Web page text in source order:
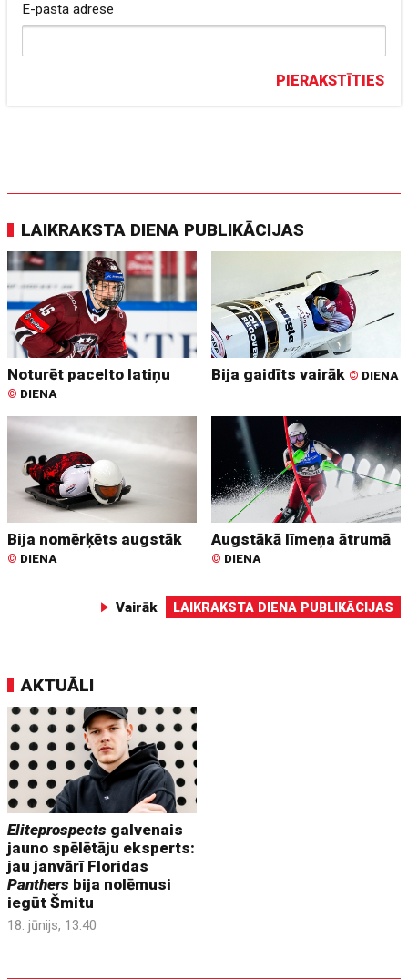
E-pasta adrese
PIERAKSTĪTIES
LAIKRAKSTA DIENA PUBLIKĀCIJAS
Noturēt pacelto latiņu
© DIENA
Bija gaidīts vairāk © DIENA
Bija nomērķēts augstāk
© DIENA
Augstākā līmeņa ātrumā
© DIENA
Vairāk LAIKRAKSTA DIENA PUBLIKĀCIJAS
AKTUĀLI
Eliteprospects galvenais
jauno spēlētāju eksperts:
jau janvārī Floridas
Panthers bija nolēmusi
iegūt Šmitu
18. jūnijs, 13:40